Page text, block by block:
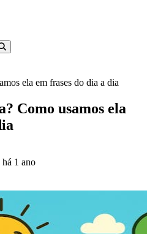
ela em frases do dia a dia
Como usamos ela
1 ano